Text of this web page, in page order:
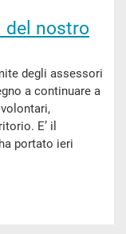
del nostro
degli assessori
a continuare a
E’ il
portato ieri